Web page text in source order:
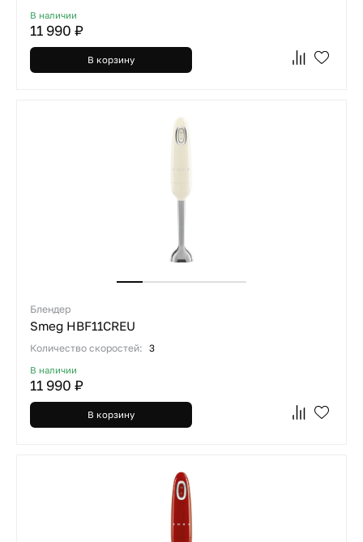
В наличии
11 990 ₽
В корзину
Блендер
Smeg HBF11CREU
Количество скоростей: 3
В наличии
11 990 ₽
В корзину